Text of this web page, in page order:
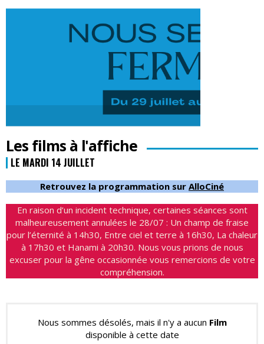
Les films à l'affiche
LE MARDI 14 JUILLET
Retrouvez la programmation sur AlloCiné
En raison d’un incident technique, certaines séances sont
malheureusement annulées le 28/07 : Un champ de fraise
pour l’éternité à 14h30, Entre ciel et terre à 16h30, La chaleur
à 17h30 et Hanami à 20h30. Nous vous prions de nous
excuser pour la gêne occasionnée vous remercions de votre
compréhension.
Nous sommes désolés, mais il n'y a aucun Film
disponible à cette date